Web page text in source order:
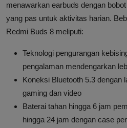
menawarkan earbuds dengan
yang pas untuk aktivitas harian.
Redmi Buds 8 meliputi:
Teknologi pengurangan
pengalaman mendengarkan
Koneksi Bluetooth 5.3 dengan
gaming dan video
Baterai tahan hingga 6 jam
hingga 24 jam dengan case